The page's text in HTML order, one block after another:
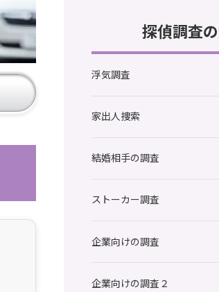
探偵調査
浮気調査
家出人捜索
結婚相手の調査
ストーカー調査
企業向けの調査
企業向けの調査２